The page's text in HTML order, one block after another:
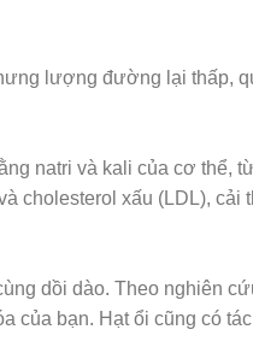
lượng đường lại thấp,
natri và kali của cơ thể,
cholesterol xấu (LDL),
dồi dào. Theo nghiên
của bạn. Hạt ổi cũng có